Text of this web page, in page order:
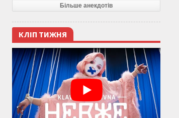
Більше анекдотів
КЛІП ТИЖНЯ